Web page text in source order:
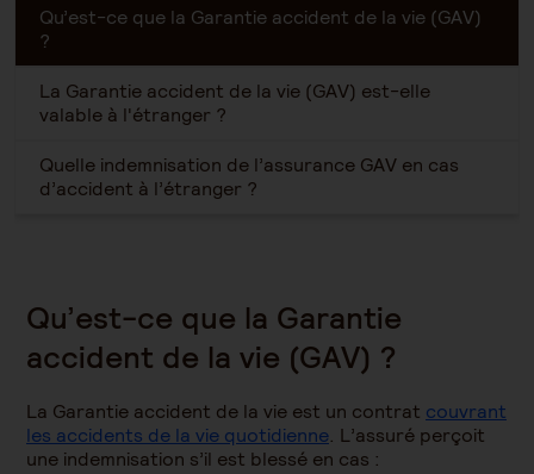
Qu’est-ce que la Garantie accident de la vie (GAV)
?
La Garantie accident de la vie (GAV) est-elle
valable à l'étranger ?
Quelle indemnisation de l’assurance GAV en cas
d’accident à l’étranger ?
Qu’est-ce que la Garantie
accident de la vie (GAV) ?
La Garantie accident de la vie est un contrat couvrant
les accidents de la vie quotidienne. L’assuré perçoit
une indemnisation s’il est blessé en cas :